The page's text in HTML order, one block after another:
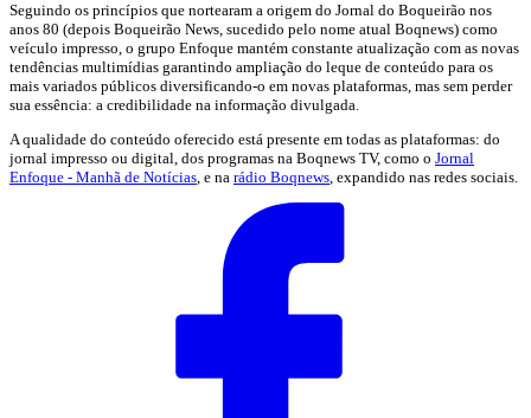
Seguindo os princípios que nortearam a origem do Jornal do Boqueirão nos
anos 80 (depois Boqueirão News, sucedido pelo nome atual Boqnews) como
veículo impresso, o grupo Enfoque mantém constante atualização com as novas
tendências multimídias garantindo ampliação do leque de conteúdo para os
mais variados públicos diversificando-o em novas plataformas, mas sem perder
sua essência: a credibilidade na informação divulgada.
A qualidade do conteúdo oferecido está presente em todas as plataformas: do
jornal impresso ou digital, dos programas na Boqnews TV, como o Jornal
Enfoque - Manhã de Notícias, e na rádio Boqnews, expandido nas redes sociais.